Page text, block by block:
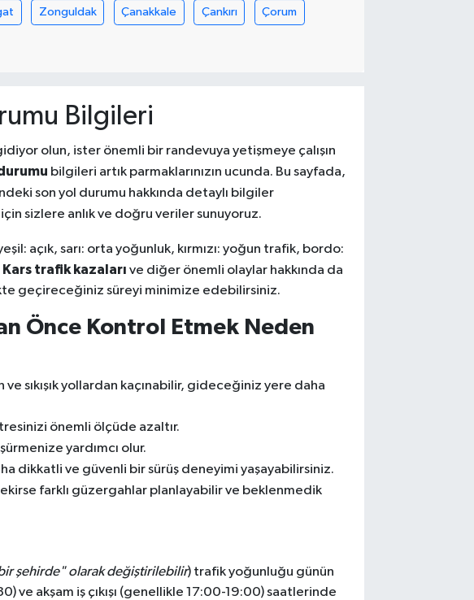
Zonguldak Çanakkale Çankırı Çorum
Bilgileri
olun, ister önemli bir randevuya yetişmeye çalışın
bilgileri artık parmaklarınızın ucunda. Bu sayfada,
son yol durumu hakkında detaylı bilgiler
sizlere anlık ve doğru veriler sunuyoruz.
açık, sarı: orta yoğunluk, kırmızı: yoğun trafik, bordo:
Kars trafik kazaları ve diğer önemli olaylar hakkında da
geçireceğiniz süreyi minimize edebilirsiniz.
Önce Kontrol Etmek Neden
sıkışık yollardan kaçınabilir, gideceğiniz yere daha
önemli ölçüde azaltır.
yardımcı olur.
dikkatli ve güvenli bir sürüş deneyimi yaşayabilirsiniz.
farklı güzergahlar planlayabilir ve beklenmedik
şehirde" olarak değiştirilebilir) trafik yoğunluğu günün
akşam iş çıkışı (genellikle 17:00-19:00) saatlerinde